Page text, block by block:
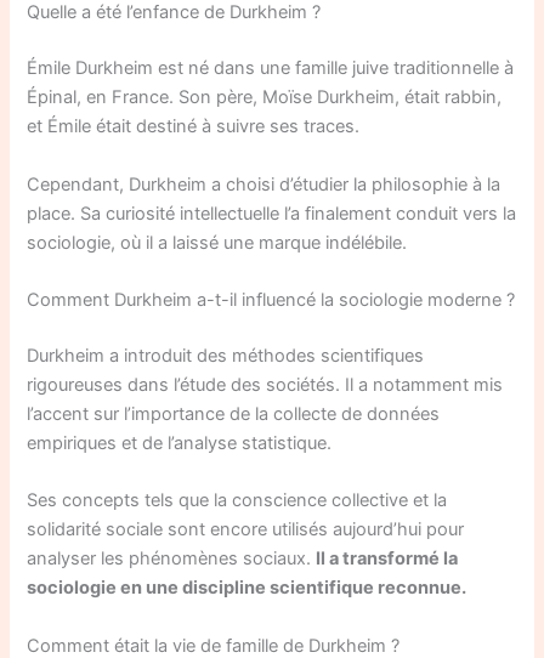
Quelle a été l’enfance de Durkheim ?
Émile Durkheim est né dans une famille juive traditionnelle à
Épinal, en France. Son père, Moïse Durkheim, était rabbin,
et Émile était destiné à suivre ses traces.
Cependant, Durkheim a choisi d’étudier la philosophie à la
place. Sa curiosité intellectuelle l’a finalement conduit vers la
sociologie, où il a laissé une marque indélébile.
Comment Durkheim a-t-il influencé la sociologie moderne ?
Durkheim a introduit des méthodes scientifiques
rigoureuses dans l’étude des sociétés. Il a notamment mis
l’accent sur l’importance de la collecte de données
empiriques et de l’analyse statistique.
Ses concepts tels que la conscience collective et la
solidarité sociale sont encore utilisés aujourd’hui pour
analyser les phénomènes sociaux. Il a transformé la
sociologie en une discipline scientifique reconnue.
Comment était la vie de famille de Durkheim ?